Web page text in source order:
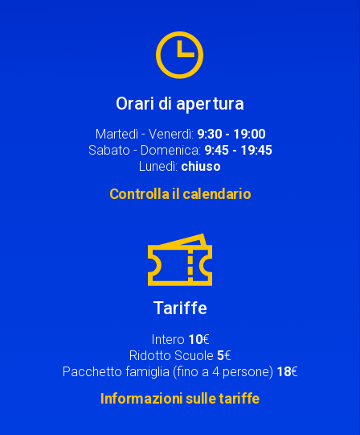
Orari di apertura
Martedì - Venerdì: 9:30 - 19:00
Sabato - Domenica: 9:45 - 19:45
Lunedì: chiuso
Controlla il calendario
Tariffe
Intero 10€
Ridotto Scuole 5€
Pacchetto famiglia (fino a 4 persone) 18€
Informazioni sulle tariffe